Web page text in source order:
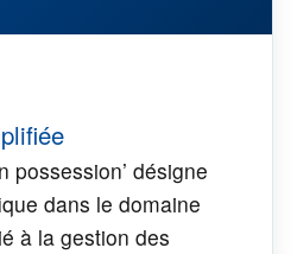
possession’ désigne
dans le domaine
à la gestion des